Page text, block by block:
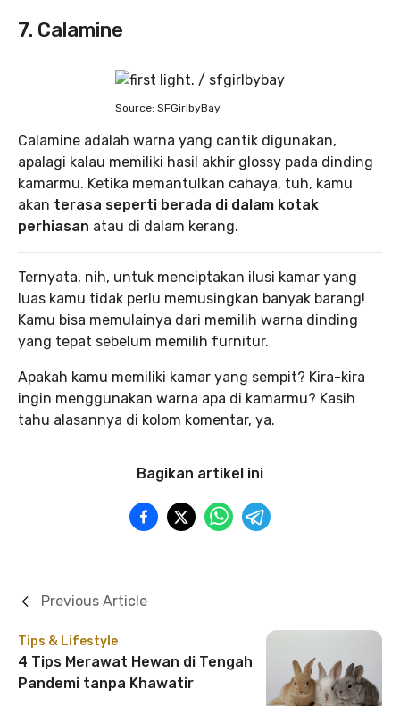
7. Calamine
Source: SFGirlbyBay
Calamine adalah warna yang cantik digunakan,
apalagi kalau memiliki hasil akhir glossy pada dinding
kamarmu. Ketika memantulkan cahaya, tuh, kamu
akan terasa seperti berada di dalam kotak
perhiasan atau di dalam kerang.
Ternyata, nih, untuk menciptakan ilusi kamar yang
luas kamu tidak perlu memusingkan banyak barang!
Kamu bisa memulainya dari memilih warna dinding
yang tepat sebelum memilih furnitur.
Apakah kamu memiliki kamar yang sempit? Kira-kira
ingin menggunakan warna apa di kamarmu? Kasih
tahu alasannya di kolom komentar, ya.
Bagikan artikel ini
Tips & Lifestyle
4 Tips Merawat Hewan di Tengah
Pandemi tanpa Khawatir
Previous Article